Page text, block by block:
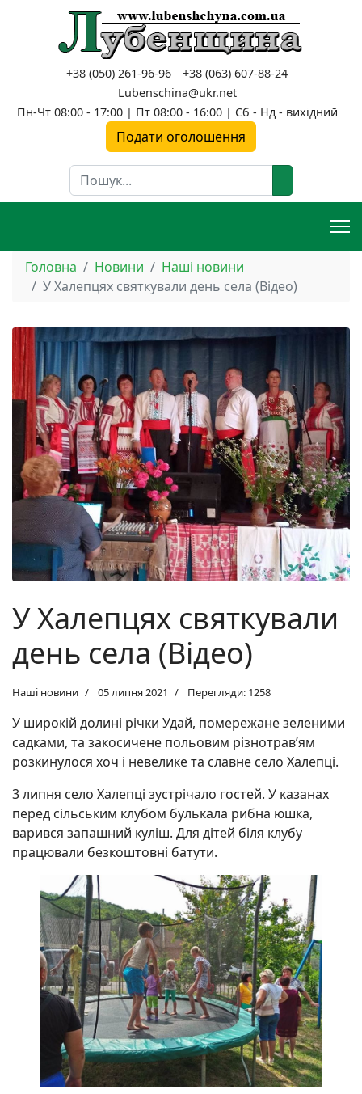
+38 (050) 261-96-96
+38 (063) 607-88-24
Lubenschina@ukr.net
Пн-Чт 08:00 - 17:00 | Пт 08:00 - 16:00 | Сб - Нд - вихідний
Подати оголошення
Пошук
Головна Новини
Наші новини
У Халепцях святкували день села (Відео)
У Халепцях святкували
день села (Відео)
Наші новини 05 липня 2021 Перегляди: 1258
У широкій долині річки Удай, помережане зеленими
садками, та закосичене польовим різнотрав’ям
розкинулося хоч і невелике та славне село Халепці.
3 липня село Халепці зустрічало гостей. У казанах
перед сільським клубом булькала рибна юшка,
варився запашний куліш. Для дітей біля клубу
працювали безкоштовні батути.